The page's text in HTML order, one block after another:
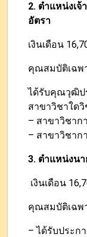
2. ตำแหน่งเ
อัตรา
เงินเดือน
คุณสมบัติเฉพ
ได้รับคุณวุฒิป
สาขาวิชาใด
– สาขาวิชาก
– สาขาวิชาก
3. ตำแหน่งน
เงินเดือน
คุณสมบัติเฉพ
– ได้รับประก